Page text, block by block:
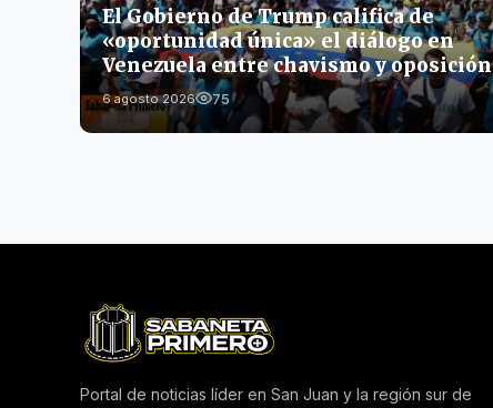
El Gobierno de Trump califica de
«oportunidad única» el diálogo en
Venezuela entre chavismo y oposición
6 agosto 2026 75
Portal de noticias líder en San Juan y la región sur de